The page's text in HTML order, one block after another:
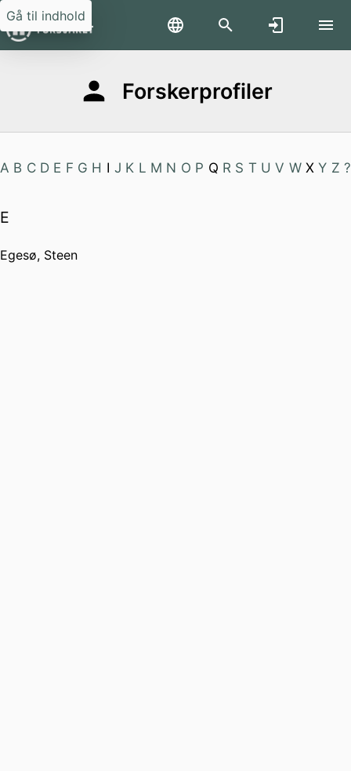
Gå til indhold
Forskerprofiler
A B C D E F G H I J K L M N O P Q R S T U V W X Y Z ?
E
Egesø, Steen